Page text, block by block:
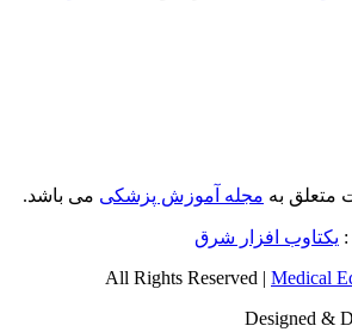
بهمجله آموزش پزشکیمی باشد.
یکتاوب افزار شرق
Medical
Designed